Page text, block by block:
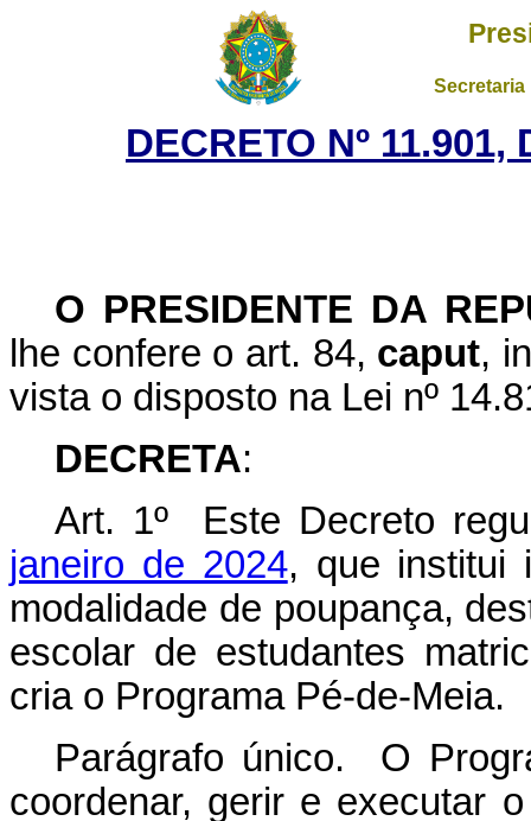
DECRETO Nº
O PRESIDENTE DA
lhe confere o art. 84, caput,
vista o disposto na Lei nº
DECRETA:
Art. 1º Este Decreto
janeiro de 2024, que institui
modalidade de poupança,
escolar de estudantes
cria o Programa Pé-de-Meia.
Parágrafo único. O
coordenar, gerir e executar